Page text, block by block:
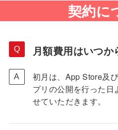
契約に
月額費用はいつか
初月は、App Store及
プリの公開を行った日
せていただきます。